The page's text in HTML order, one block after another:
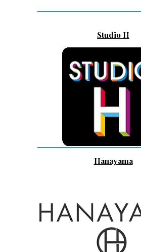
Studio H
Hanayama